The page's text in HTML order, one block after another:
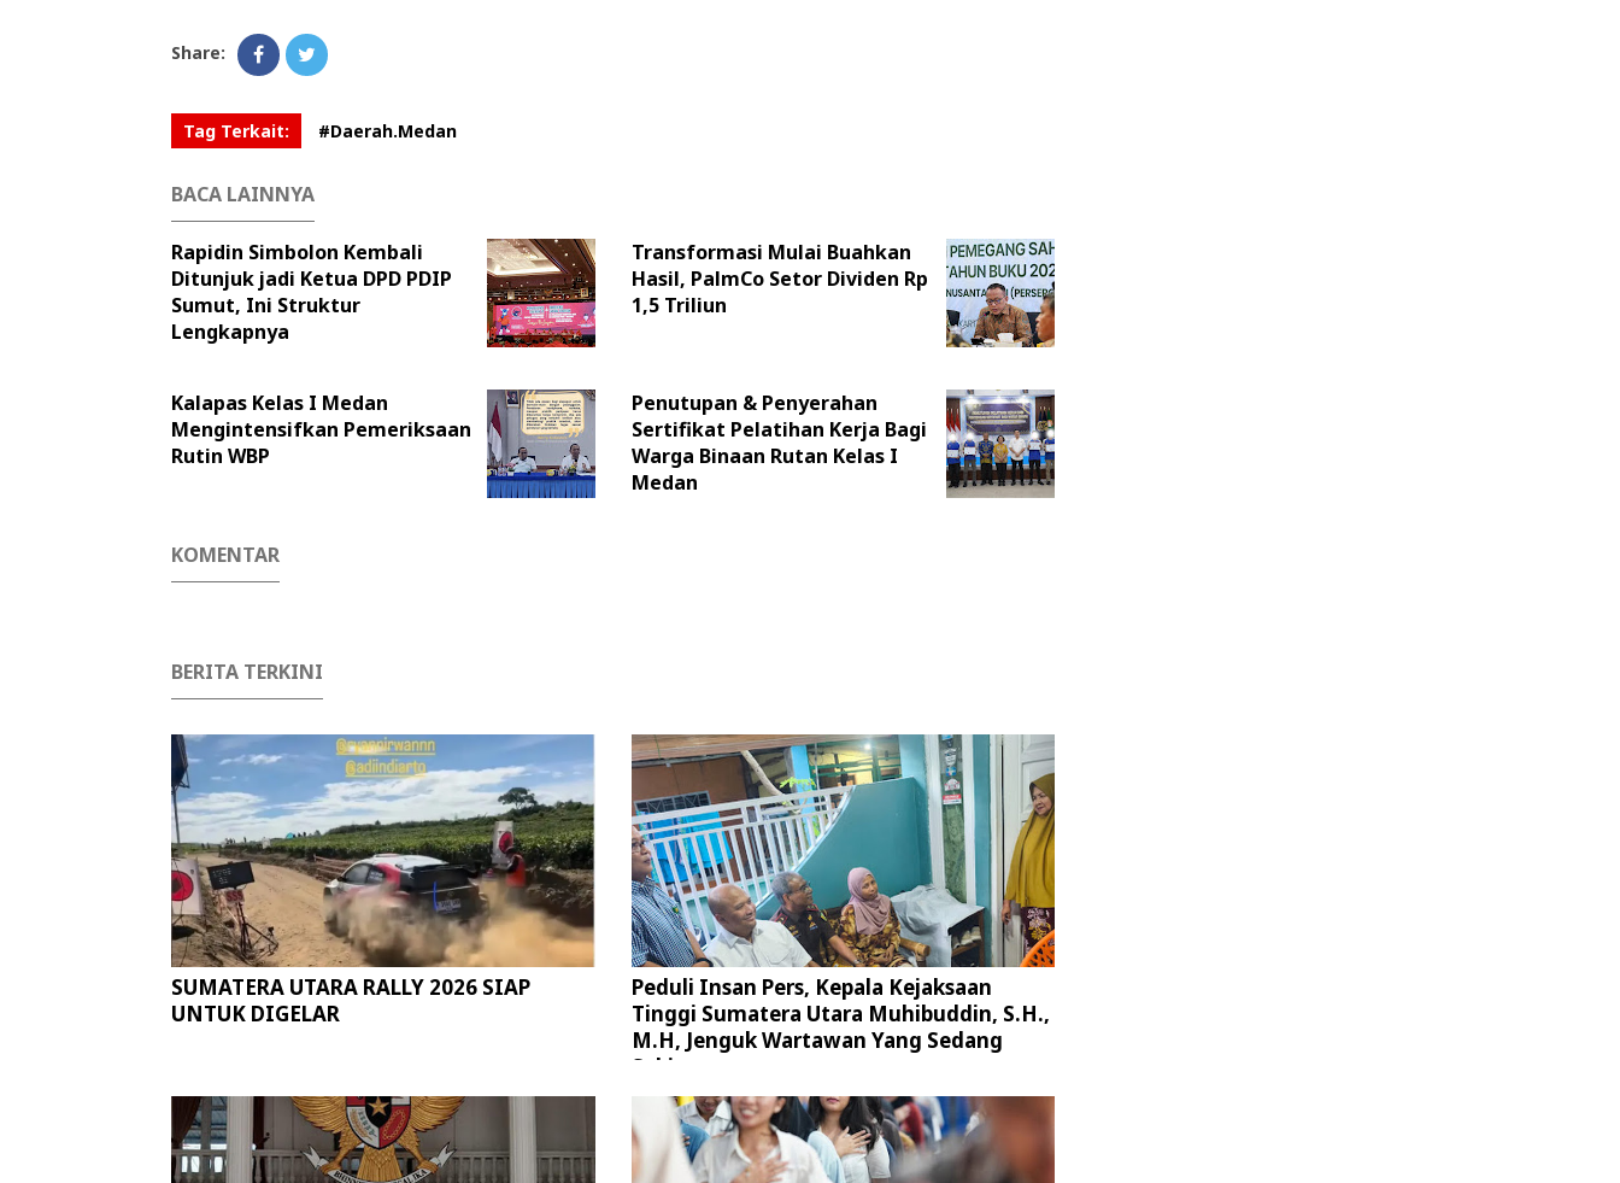
Share:
Tag Terkait: #Daerah.Medan
BACA LAINNYA
Rapidin Simbolon Kembali
Ditunjuk jadi Ketua DPD PDIP
Sumut, Ini Struktur
Lengkapnya
Transformasi Mulai Buahkan
Hasil, PalmCo Setor Dividen Rp
1,5 Triliun
Kalapas Kelas I Medan
Mengintensifkan Pemeriksaan
Rutin WBP
Penutupan & Penyerahan
Sertifikat Pelatihan Kerja Bagi
Warga Binaan Rutan Kelas I
Medan
KOMENTAR
BERITA TERKINI
SUMATERA UTARA RALLY 2026 SIAP
UNTUK DIGELAR
Peduli Insan Pers, Kepala Kejaksaan
Tinggi Sumatera Utara Muhibuddin, S.H.,
M.H, Jenguk Wartawan Yang Sedang
Sakit